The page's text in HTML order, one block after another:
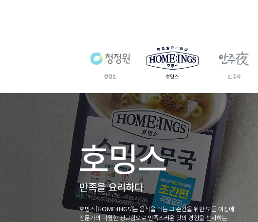
청정원 호밍스 안주야
호밍스
만족을 요리하다
호밍스[HOME:INGS]는 음식을 먹는 그 순간을 위한 모든 여정에
전문가의 탁월한 정교함으로 만족스러운 맛의 경험을 선사하는